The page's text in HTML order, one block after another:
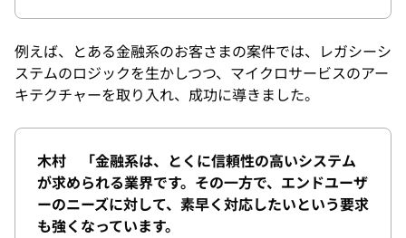
例えば、とある金融系のお客さまの案件では、レガシーシ
ステムのロジックを生かしつつ、マイクロサービスのアー
キテクチャーを取り入れ、成功に導きました。
木村 「金融系は、とくに信頼性の高いシステム
が求められる業界です。その一方で、エンドユーザ
ーのニーズに対して、素早く対応したいという要求
も強くなっています。